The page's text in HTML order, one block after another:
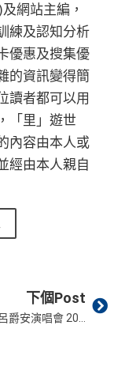
網站主編，
練及認知分析
優惠及搜集優
的資訊變得簡
讀者都可以用
「里」遊世
內容由本人或
經由本人親自
下個Post
【Edan呂爵安演唱會 2025】7月3日公開發售！恒生VISA信用卡優先購票、搶飛心得、日期時間、票價、座位表